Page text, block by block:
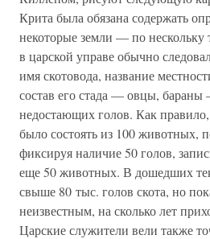
Крита была обязана содержать
некоторые земли — по нескольку
в царской управе обычно
имя скотовода, название
состав его стада — овцы, бараны
недостающих голов. Как
было состоять из 100 животных,
фиксируя наличие 50 голов,
еще 50 животных. В дошедших
свыше 80 тыс. голов скота, но
неизвестным, на сколько лет
Царские служители вели также